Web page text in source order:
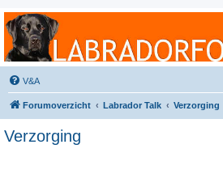
Labradorforum
Het gezelligste Labradorforum van Nederland en België!
V&A
Forumoverzicht Labrador Talk Verzorging
Verzorging